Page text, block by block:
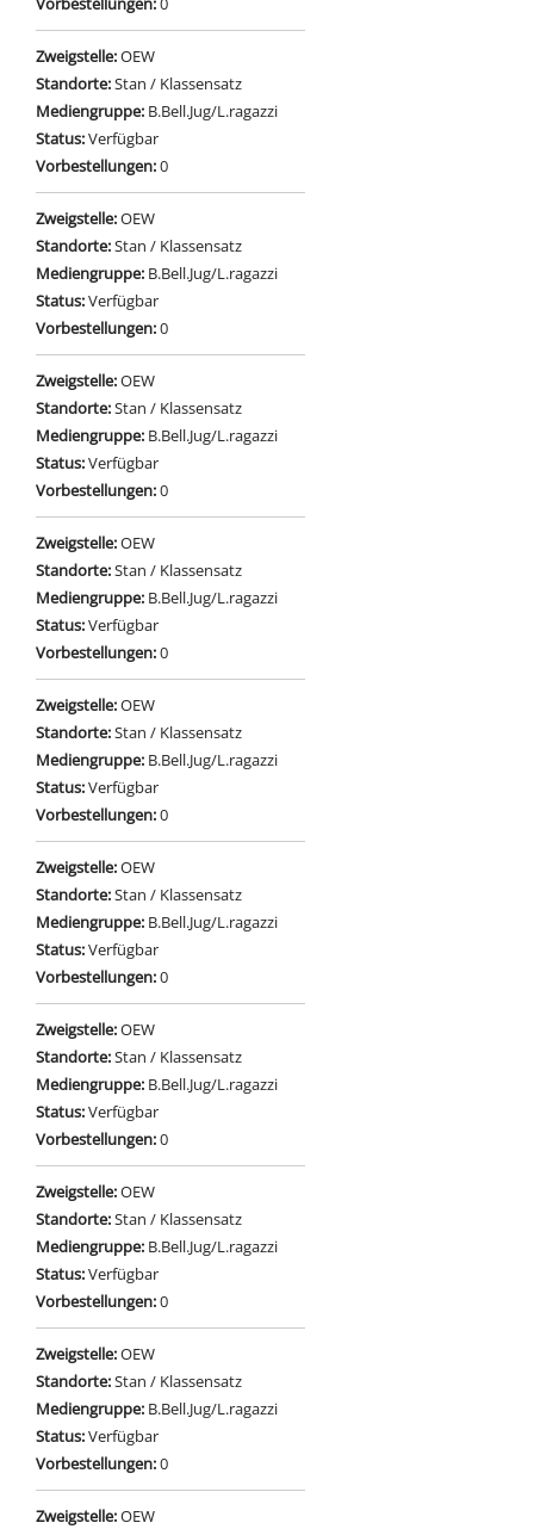
Zweigstelle:OEW
Standorte:Stan / Klassensatz
Mediengruppe: B.Bell.Jug/L.ragazzi
Status:Verfügbar
Vorbestellungen:0
Zweigstelle:OEW
Standorte:Stan / Klassensatz
Mediengruppe: B.Bell.Jug/L.ragazzi
Status:Verfügbar
Vorbestellungen:0
Zweigstelle:OEW
Standorte:Stan / Klassensatz
Mediengruppe: B.Bell.Jug/L.ragazzi
Status:Verfügbar
Vorbestellungen:0
Zweigstelle:OEW
Standorte:Stan / Klassensatz
Mediengruppe: B.Bell.Jug/L.ragazzi
Status:Verfügbar
Vorbestellungen:0
Zweigstelle:OEW
Standorte:Stan / Klassensatz
Mediengruppe: B.Bell.Jug/L.ragazzi
Status:Verfügbar
Vorbestellungen:0
Zweigstelle:OEW
Standorte:Stan / Klassensatz
Mediengruppe: B.Bell.Jug/L.ragazzi
Status:Verfügbar
Vorbestellungen:0
Zweigstelle:OEW
Standorte:Stan / Klassensatz
Mediengruppe: B.Bell.Jug/L.ragazzi
Status:Verfügbar
Vorbestellungen:0
Zweigstelle:OEW
Standorte:Stan / Klassensatz
Mediengruppe: B.Bell.Jug/L.ragazzi
Status:Verfügbar
Vorbestellungen:0
Zweigstelle:OEW
Standorte:Stan / Klassensatz
Mediengruppe: B.Bell.Jug/L.ragazzi
Status:Verfügbar
Vorbestellungen:0
Zweigstelle:OEW